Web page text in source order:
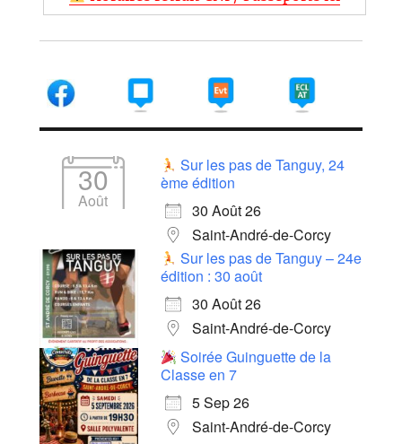
30
Août
Sur les pas de Tanguy, 24
ème édition
30 Août 26
Saint-André-de-Corcy
Sur les pas de Tanguy – 24e
édition : 30 août
30 Août 26
Saint-André-de-Corcy
Soirée Guinguette de la
Classe en 7
5 Sep 26
Saint-André-de-Corcy